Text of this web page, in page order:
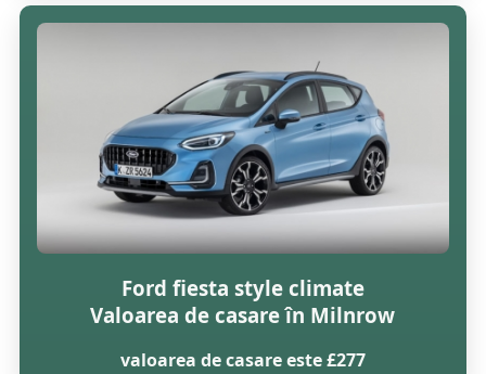
Ford fiesta style climate
Valoarea de casare în Milnrow
valoarea de casare este £277